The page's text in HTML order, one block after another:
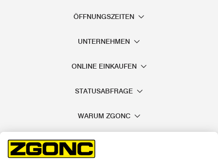
ÖFFNUNGSZEITEN
UNTERNEHMEN
ONLINE EINKAUFEN
STATUSABFRAGE
WARUM ZGONC